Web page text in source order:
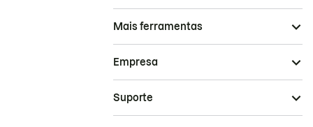
Mais ferramentas
Empresa
Suporte